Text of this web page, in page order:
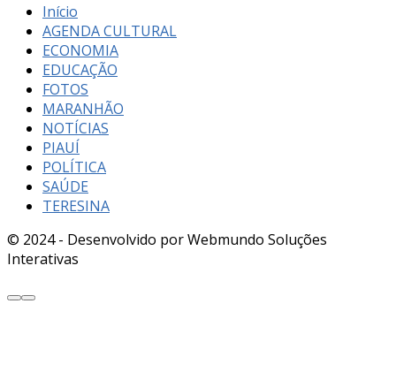
Início
AGENDA CULTURAL
ECONOMIA
EDUCAÇÃO
FOTOS
MARANHÃO
NOTÍCIAS
PIAUÍ
POLÍTICA
SAÚDE
TERESINA
© 2024 - Desenvolvido por Webmundo Soluções
Interativas